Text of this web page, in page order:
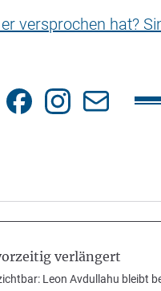
versprochen hat?
verlängert
Leon Avdullahu bleibt